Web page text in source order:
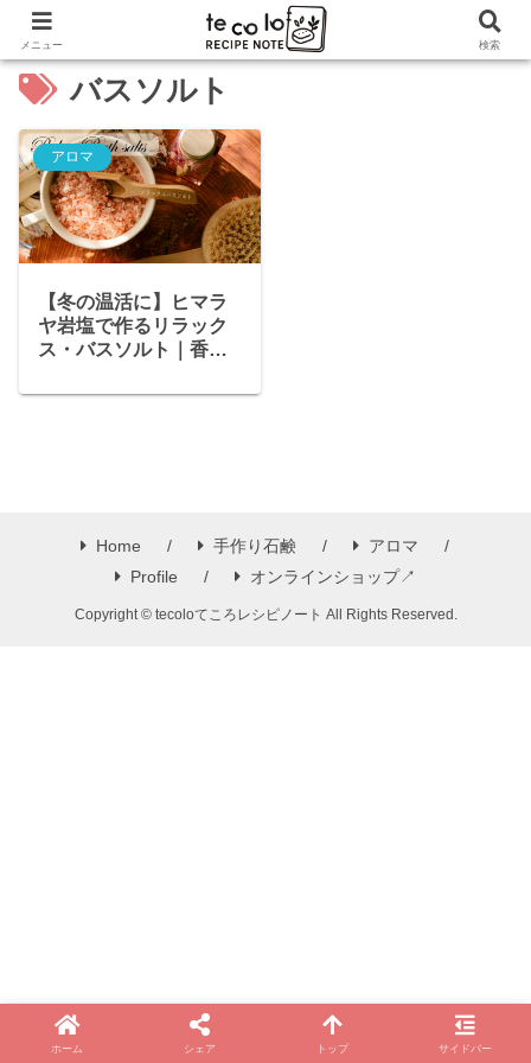
バスソルト
アロマ
【冬の温活に】ヒマラ
ヤ岩塩で作るリラック
ス・バスソルト｜香り
入浴剤
Home 手作り石鹸
アロマ
Profile
オンラインショップ↗
Copyright © tecoloてころレシピノート All Rights Reserved.
メニュー 検索
ホーム シェア トップ サイドバー